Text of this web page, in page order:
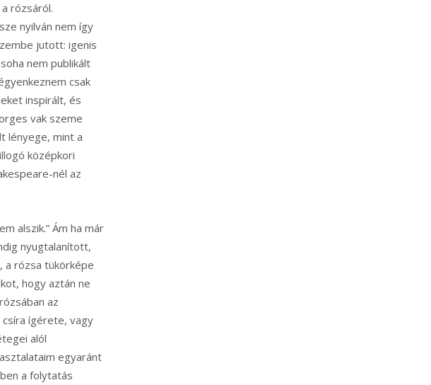
rózsáról.
nyilván nem így
jutott: igenis
nem publikált
csak
inspirált, és
vak szeme
lényege, mint a
középkori
nél az
alszik.” Ám ha már
nyugtalanított,
a rózsa tükörképe
hogy aztán ne
az
ígérete, vagy
alól
egyaránt
a folytatás